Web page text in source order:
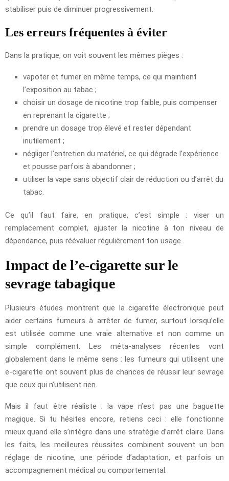
stabiliser puis de diminuer progressivement.
Les erreurs fréquentes à éviter
Dans la pratique, on voit souvent les mêmes pièges :
vapoter et fumer en même temps, ce qui maintient
l’exposition au tabac ;
choisir un dosage de nicotine trop faible, puis compenser
en reprenant la cigarette ;
prendre un dosage trop élevé et rester dépendant
inutilement ;
négliger l’entretien du matériel, ce qui dégrade l’expérience
et pousse parfois à abandonner ;
utiliser la vape sans objectif clair de réduction ou d’arrêt du
tabac.
Ce qu’il faut faire, en pratique, c’est simple : viser un
remplacement complet, ajuster la nicotine à ton niveau de
dépendance, puis réévaluer régulièrement ton usage.
Impact de l’e-cigarette sur le
sevrage tabagique
Plusieurs études montrent que la cigarette électronique peut
aider certains fumeurs à arrêter de fumer, surtout lorsqu’elle
est utilisée comme une vraie alternative et non comme un
simple complément. Les méta-analyses récentes vont
globalement dans le même sens : les fumeurs qui utilisent une
e-cigarette ont souvent plus de chances de réussir leur sevrage
que ceux qui n’utilisent rien.
Mais il faut être réaliste : la vape n’est pas une baguette
magique. Si tu hésites encore, retiens ceci : elle fonctionne
mieux quand elle s’intègre dans une stratégie d’arrêt claire. Dans
les faits, les meilleures réussites combinent souvent un bon
réglage de nicotine, une période d’adaptation, et parfois un
accompagnement médical ou comportemental.